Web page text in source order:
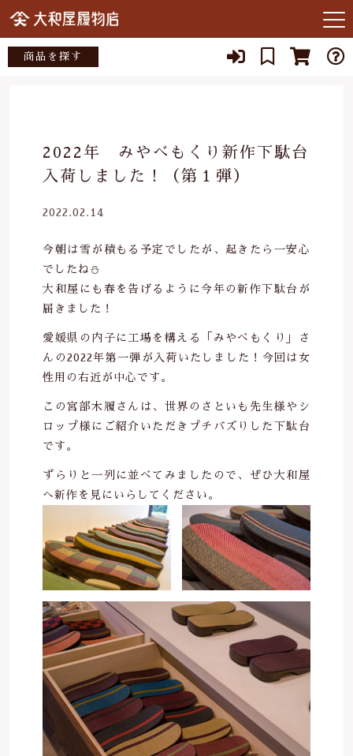
商品を探す
2022年 みやべもくり新作下駄台
入荷しました！（第１弾）
2022.02.14
今朝は雪が積もる予定でしたが、起きたら一安心
でしたね⛄️
大和屋にも春を告げるように今年の新作下駄台が
届きました！
愛媛県の内子に工場を構える「みやべもくり」さ
んの2022年第一弾が入荷いたしました！今回は女
性用の右近が中心です。
この宮部木履さんは、世界のさといも先生様やシ
ロップ様にご紹介いただきプチバズりした下駄台
です。
ずらりと一列に並べてみましたので、ぜひ大和屋
へ新作を見にいらしてください。
ブログ
SNS
03-3262-1357
定休日：日曜祝日
蔵門線「神保町駅」A2出口より徒歩1分
小倉染色図案工房
宮部木履工場
スタジオクゥ
あ行
た行
ま行
ら行
わ行
手ぬぐい祭り2021
サンプル
こだわり検索
親カテゴリ
子カテゴリ
価格帯
～
その他
在庫あり セール
並び順